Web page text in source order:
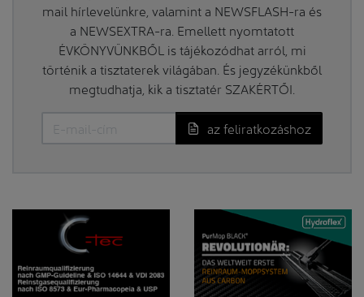
mail hírlevelünkre, valamint a NEWSFLASH-ra és
a NEWSEXTRA-ra. Emellett nyomtatott
ÉVKÖNYVÜNKBŐL is tájékozódhat arról, mi
történik a tisztaterek világában. És jegyzékünkből
megtudhatja, kik a tisztatér SZAKÉRTŐI.
az feliratkozáshoz